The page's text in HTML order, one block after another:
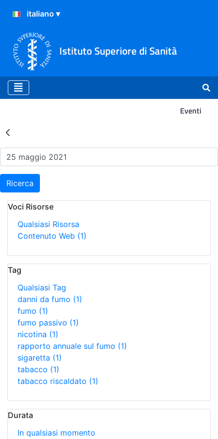
Istituto Superiore di Sanità
Eventi
Risultati della Ricerca -
Ricerca
Voci Risorse
Qualsiasi Risorsa
Contenuto Web (1)
Tag
Qualsiasi Tag
danni da fumo (1)
fumo (1)
fumo passivo (1)
nicotina (1)
rapporto annuale sul fumo (1)
sigaretta (1)
tabacco (1)
tabacco riscaldato (1)
Durata
In qualsiasi momento